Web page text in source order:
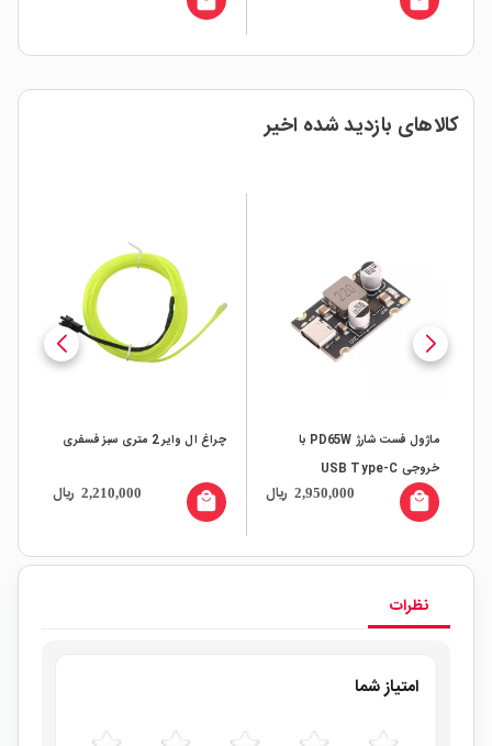
کالاهای بازدید شده اخیر
ماژول فست شارژ PD65W با
خروجی USB Type-C
2,950,000 ریال local_mall
چراغ ال وایر 2 متری سبز فسفری
2,210,000 ریال local_mall
نظرات
امتیاز شما